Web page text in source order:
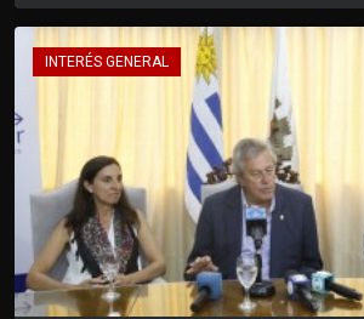
INTERÉS GENERAL